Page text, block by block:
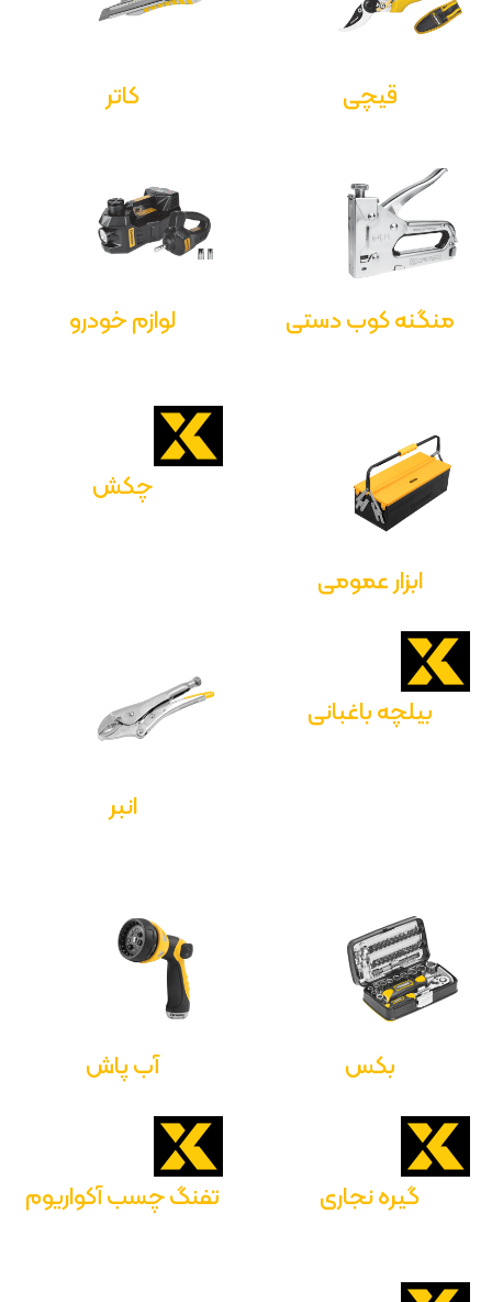
قیچی کاتر
منگنه کوب دستی لوازم خودرو
ابزار عمومی
چکش
بیلچه باغبانی
انبر
بکس آب پاش
گیره نجاری تفنگ چسب آکواریوم